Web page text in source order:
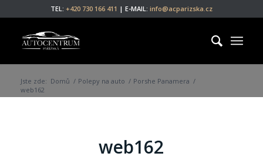
TEL: +420 730 166 411 | E-MAIL: info@acparizska.cz
Jste zde: Domů / Polepy na auto / Porshe Panamera /
web162
web162